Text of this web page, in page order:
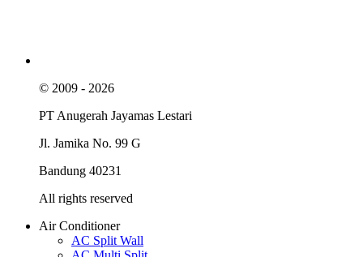
© 2009 - 2026
PT Anugerah Jayamas Lestari
Jl. Jamika No. 99 G
Bandung 40231
All rights reserved
Air Conditioner
AC Split Wall